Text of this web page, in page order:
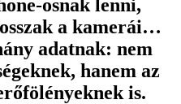
osnak lenni,
a kamerái…
adatnak: nem
hanem az
is.